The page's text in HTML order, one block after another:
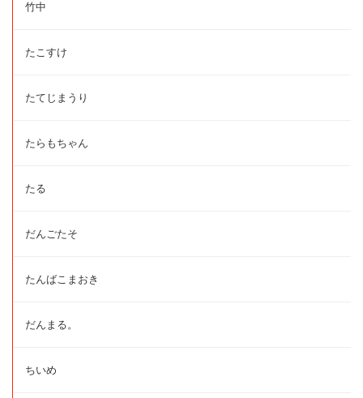
竹中
たこすけ
たてじまうり
たらもちゃん
たる
だんごたそ
たんばこまおき
だんまる。
ちいめ